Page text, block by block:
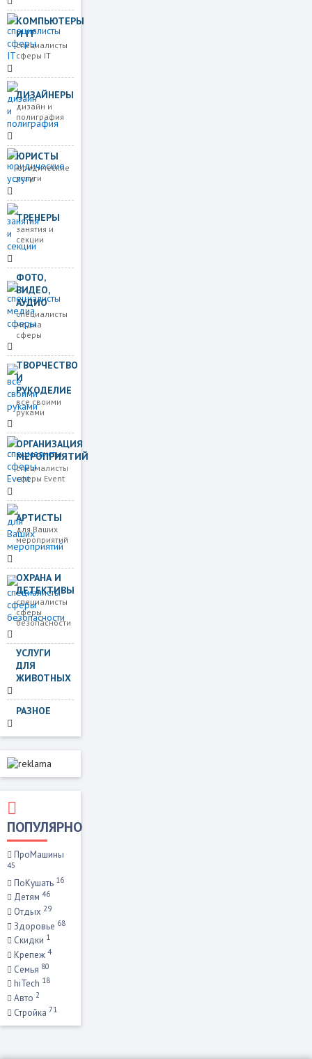
КОМПЬЮТЕРЫ
И IT
специалисты
сферы IT
ДИЗАЙНЕРЫ
дизайн и
полиграфия
ЮРИСТЫ
юридические
услуги
ТРЕНЕРЫ
занятия и
секции
ФОТО,
ВИДЕО,
АУДИО
специалисты
медиа
сферы
ТВОРЧЕСТВО
И
РУКОДЕЛИЕ
все своими
руками
ОРГАНИЗАЦИЯ
МЕРОПРИЯТИЙ
спецмалисты
сферы Event
АРТИСТЫ
для Ваших
мероприятий
ОХРАНА И
ДЕТЕКТИВЫ
специалисты
сферы
безопасности
УСЛУГИ
ДЛЯ
ЖИВОТНЫХ
РАЗНОЕ
ПОПУЛЯРНО
ПроМашины
45
ПоКушать 16
Детям 46
Отдых 29
Здоровье 68
Скидки 1
Крепеж 4
Семья 80
hiTech 18
Авто 2
Стройка 71